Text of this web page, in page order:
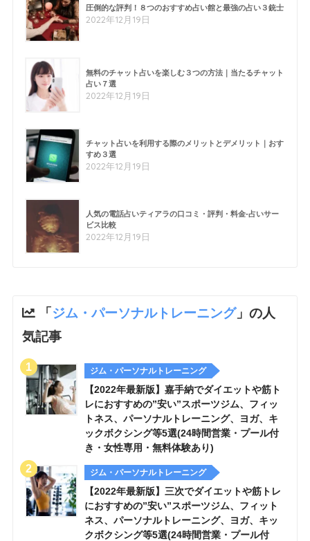
圧倒的な評判！８つのおすすめ占い館と最強の占い３銃士
2022年12月19日
無料のチャット占いを楽しむ３つの方法｜当たるチャット
占い７選
2022年12月19日
チャット占いを利用する際のメリットとデメリット｜おす
すめ３選
2022年12月19日
人気の電話占いティアラの口コミ・評判・料金-占いサー
ビス比較
2022年12月19日
「ジム・パーソナルトレーニング」の人
気記事
ジム・パーソナルトレーニング
【2022年最新版】嘉手納でダイエットや筋ト
レにおすすめの”安い”スポーツジム、フィッ
トネス、パーソナルトレーニング、ヨガ、キ
ックボクシング等5選(24時間営業・プール付
き・女性専用・無料体験あり)
ジム・パーソナルトレーニング
【2022年最新版】三次でダイエットや筋トレ
におすすめの”安い”スポーツジム、フィット
ネス、パーソナルトレーニング、ヨガ、キッ
クボクシング等5選(24時間営業・プール付